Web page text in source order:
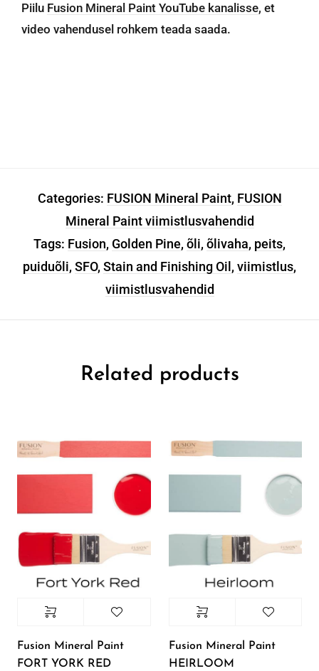
Piilu Fusion Mineral Paint YouTube kanalisse, et
video vahendusel rohkem teada saada.
Categories: FUSION Mineral Paint, FUSION
Mineral Paint viimistlusvahendid
Tags: Fusion, Golden Pine, õli, õlivaha, peits,
puiduõli, SFO, Stain and Finishing Oil , viimistlus,
viimistlusvahendid
Related products
Fusion Mineral Paint
FORT YORK RED
Fusion Mineral Paint
HEIRLOOM